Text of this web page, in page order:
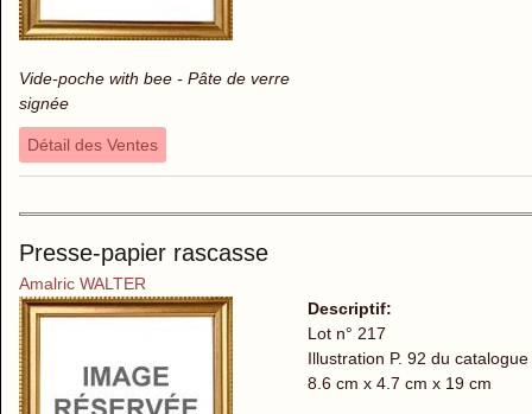
Vide-poche with bee - Pâte de verre
signée
Détail des Ventes
Presse-papier rascasse
Amalric WALTER
Descriptif:
Lot n° 217
Illustration P. 92 du catalogue
8.6 cm x 4.7 cm x 19 cm